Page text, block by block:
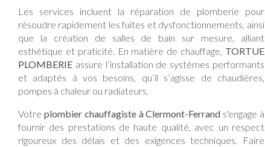
Les services incluent la réparation de plomberie pour
résoudre rapidement les fuites et dysfonctionnements, ainsi
que la création de salles de bain sur mesure, alliant
esthétique et praticité. En matière de chauffage, TORTUE
PLOMBERIE assure l’installation de systèmes performants
et adaptés à vos besoins, qu’il s’agisse de chaudières,
pompes à chaleur ou radiateurs.
Votre plombier chauffagiste à Clermont-Ferrand s'engage à
fournir des prestations de haute qualité, avec un respect
rigoureux des délais et des exigences techniques. Faire